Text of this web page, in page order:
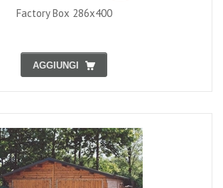
Factory Box 286x400
AGGIUNGI